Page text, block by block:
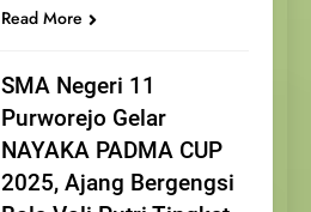
Read More
SMA Negeri 11
Purworejo Gelar
NAYAKA PADMA CUP
2025, Ajang Bergengsi